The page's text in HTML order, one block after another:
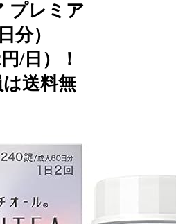
プレミア
分）
/日）！
送料無